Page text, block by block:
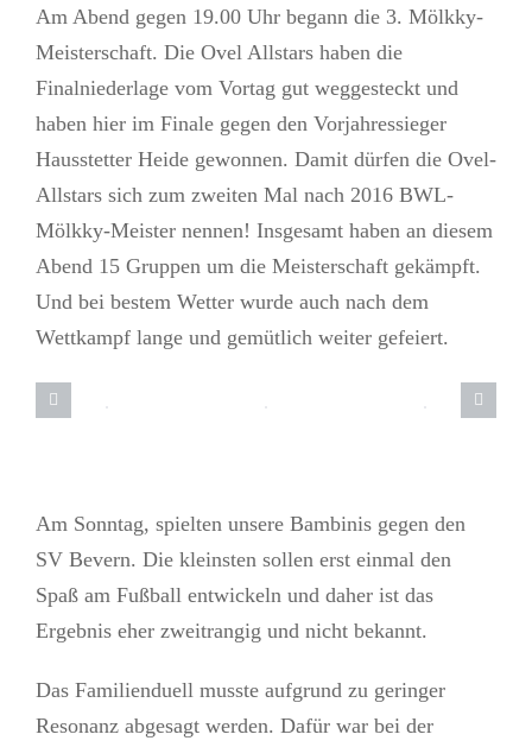
Am Abend gegen 19.00 Uhr begann die 3. Mölkky-
Meisterschaft. Die Ovel Allstars haben die
Finalniederlage vom Vortag gut weggesteckt und
haben hier im Finale gegen den Vorjahressieger
Hausstetter Heide gewonnen. Damit dürfen die Ovel-
Allstars sich zum zweiten Mal nach 2016 BWL-
Mölkky-Meister nennen! Insgesamt haben an diesem
Abend 15 Gruppen um die Meisterschaft gekämpft.
Und bei bestem Wetter wurde auch nach dem
Wettkampf lange und gemütlich weiter gefeiert.
Am Sonntag, spielten unsere Bambinis gegen den
SV Bevern. Die kleinsten sollen erst einmal den
Spaß am Fußball entwickeln und daher ist das
Ergebnis eher zweitrangig und nicht bekannt.
Das Familienduell musste aufgrund zu geringer
Resonanz abgesagt werden. Dafür war bei der